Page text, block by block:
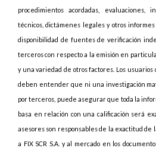
procedimientos acordadas, evaluaciones,
técnicos, dictámenes legales y otros
disponibilidad de fuentes de verificación
terceros con respecto a la emisión en
y una variedad de otros factores. Los usuarios
deben entender que ni una investigación
por terceros, puede asegurar que toda la
basa en relación con una calificación será
asesores son responsables de la exactitud de
a FIX SCR S.A. y al mercado en los